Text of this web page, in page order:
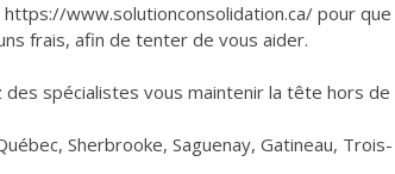
www.solutionconsolidation.ca/ pour que
frais, afin de tenter de vous aider.
spécialistes vous maintenir la tête hors de
Sherbrooke, Saguenay, Gatineau, Trois-